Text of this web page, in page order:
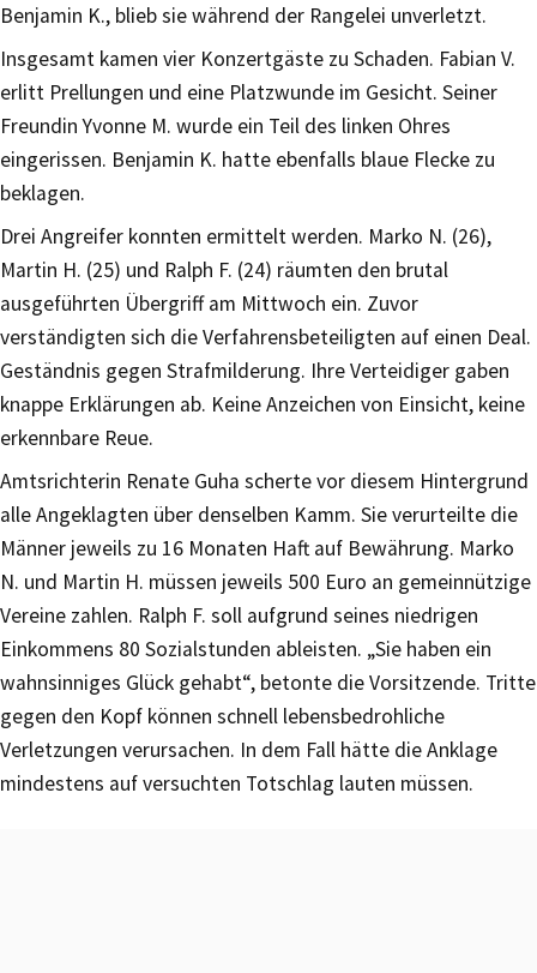
Benjamin K., blieb sie während der Rangelei unverletzt.
Insgesamt kamen vier Konzertgäste zu Schaden. Fabian V.
erlitt Prellungen und eine Platzwunde im Gesicht. Seiner
Freundin Yvonne M. wurde ein Teil des linken Ohres
eingerissen. Benjamin K. hatte ebenfalls blaue Flecke zu
beklagen.
Drei Angreifer konnten ermittelt werden. Marko N. (26),
Martin H. (25) und Ralph F. (24) räumten den brutal
ausgeführten Übergriff am Mittwoch ein. Zuvor
verständigten sich die Verfahrensbeteiligten auf einen Deal.
Geständnis gegen Strafmilderung. Ihre Verteidiger gaben
knappe Erklärungen ab. Keine Anzeichen von Einsicht, keine
erkennbare Reue.
Amtsrichterin Renate Guha scherte vor diesem Hintergrund
alle Angeklagten über denselben Kamm. Sie verurteilte die
Männer jeweils zu 16 Monaten Haft auf Bewährung. Marko
N. und Martin H. müssen jeweils 500 Euro an gemeinnützige
Vereine zahlen. Ralph F. soll aufgrund seines niedrigen
Einkommens 80 Sozialstunden ableisten. „Sie haben ein
wahnsinniges Glück gehabt“, betonte die Vorsitzende. Tritte
gegen den Kopf können schnell lebensbedrohliche
Verletzungen verursachen. In dem Fall hätte die Anklage
mindestens auf versuchten Totschlag lauten müssen.